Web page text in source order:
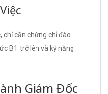
chỉ cần chứng chỉ đào
B1 trở lên và kỹ năng
Giám Đốc